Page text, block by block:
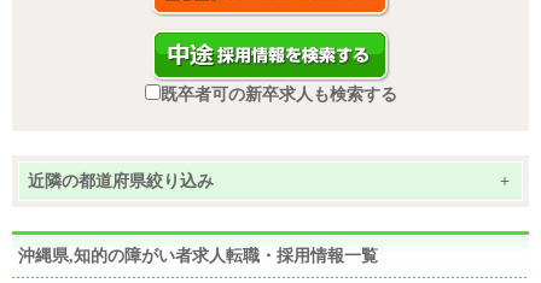
既卒者可の新卒求人も検索する
近隣の都道府県絞り込み +
沖縄県,知的の障がい者求人転職・採用情報一覧